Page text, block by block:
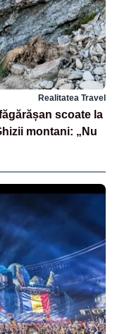
Realitatea Travel
scoate la
montani: „Nu